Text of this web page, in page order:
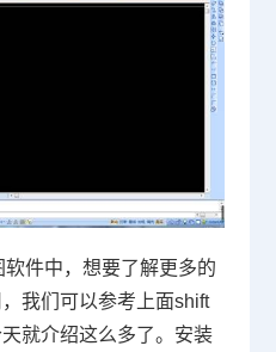
软件中，想要了解更多的
我们可以参考上面shift
就介绍这么多了。安装